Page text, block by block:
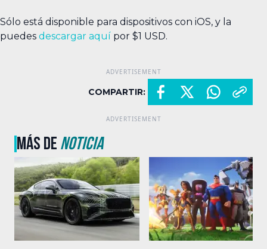
Sólo está disponible para dispositivos con iOS, y la
puedes descargar aquí por $1 USD.
COMPARTIR:
MÁS DENOTICIA